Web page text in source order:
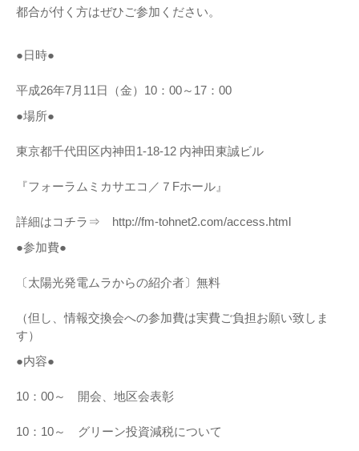
都合が付く方はぜひご参加ください。
●日時●
平成26年7月11日（金）10：00～17：00
●場所●
東京都千代田区内神田1-18-12 内神田東誠ビル
『フォーラムミカサエコ／７Fホール』
詳細はコチラ⇒ http://fm-tohnet2.com/access.html
●参加費●
〔太陽光発電ムラからの紹介者〕無料
（但し、情報交換会への参加費は実費ご負担お願い致しま
す）
●内容●
10：00～ 開会、地区会表彰
10：10～ グリーン投資減税について